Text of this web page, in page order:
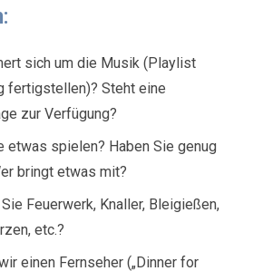
sich um die Musik (Playlist
fertigstellen)? Steht eine
zur Verfügung?
etwas spielen? Haben Sie genug
bringt etwas mit?
Feuerwerk, Knaller, Bleigießen,
etc.?
einen Fernseher („Dinner for